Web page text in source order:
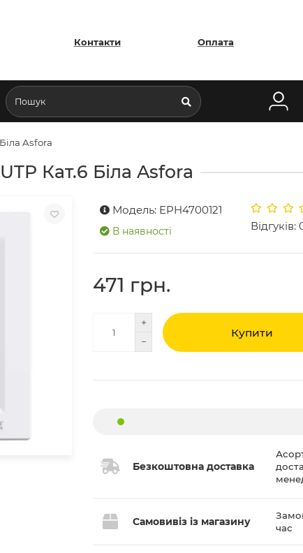
Контакти Оплата
Asfora
Кат.6 Біла Asfora
Модель: EPH4700121
В наявності Відгуків:
471 грн.
Купити
Безкоштовна доставка
Самовивіз із магазину
час